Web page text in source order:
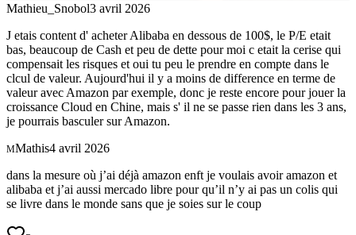
Mathieu_Snobol3 avril 2026
J etais content d' acheter Alibaba en dessous de 100$, le P/E etait
bas, beaucoup de Cash et peu de dette pour moi c etait la cerise qui
compensait les risques et oui tu peu le prendre en compte dans le
clcul de valeur. Aujourd'hui il y a moins de difference en terme de
valeur avec Amazon par exemple, donc je reste encore pour jouer la
croissance Cloud en Chine, mais s' il ne se passe rien dans les 3 ans,
je pourrais basculer sur Amazon.
MMathis4 avril 2026
dans la mesure où j’ai déjà amazon enft je voulais avoir amazon et
alibaba et j’ai aussi mercado libre pour qu’il n’y ai pas un colis qui
se livre dans le monde sans que je soies sur le coup